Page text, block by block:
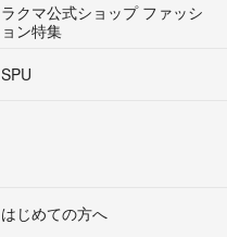
ラクマ公式ショップ ファッシ
ョン特集
SPU
はじめての方へ